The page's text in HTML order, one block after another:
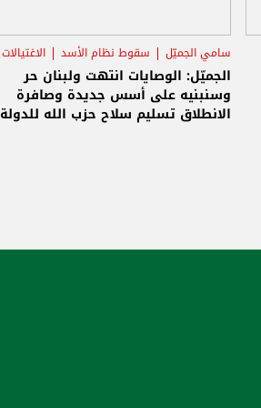
سامي الجميّل سقوط نظام الأسد الاغتيالات
الجميّل: الوصايات انتهت ولبنان حر
وسنبنيه على أسس جديدة وصافرة
الانطلاق تسليم سلاح حزب الله للدولة